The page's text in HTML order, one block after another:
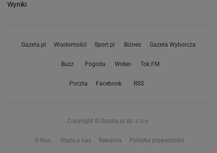
Wyniki
Gazeta.pl Wiadomości Sport.pl Biznes Gazeta Wyborcza
Buzz Pogoda Wideo Tok.FM
Poczta Facebook RSS
Copyright © Gazeta.pl sp. z o.o.
O Nas Staże u nas Reklama Polityka prywatności